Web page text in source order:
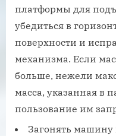
платформы для
убедиться в
поверхности и
механизма. Если
больше, нежели
масса, указанная в
пользование им
Загонять